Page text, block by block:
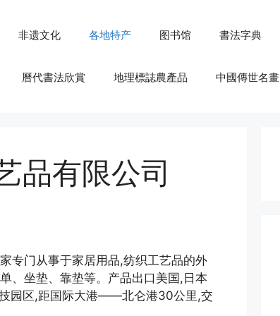
非遗文化 各地特产 图书馆 書法字典
曆代書法欣賞 地理標誌農產品 中國傳世名畫
品有限公司
专门从事于家居用品,纺织工艺品的外
、坐垫、靠垫等。产品出口美国,日本
园区,距国际大港——北仑港30公里,交